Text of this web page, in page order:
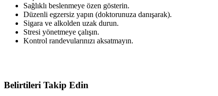
Sağlıklı beslenmeye özen gösterin.
Düzenli egzersiz yapın (doktorunuza danışarak).
Sigara ve alkolden uzak durun.
Stresi yönetmeye çalışın.
Kontrol randevularınızı aksatmayın.
Belirtileri Takip Edin